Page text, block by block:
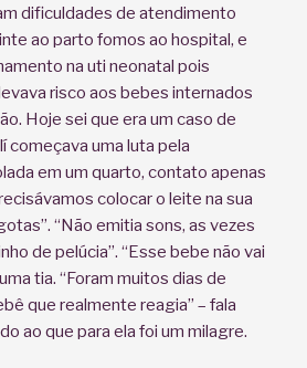
dificuldades de atendimento
ao parto fomos ao hospital, e
na uti neonatal pois
risco aos bebes internados
Hoje sei que era um caso de
começava uma luta pela
em um quarto, contato apenas
colocar o leite na sua
“Não emitia sons, as vezes
de pelúcia”. “Esse bebe não vai
tia. “Foram muitos dias de
que realmente reagia” – fala
ao que para ela foi um milagre.